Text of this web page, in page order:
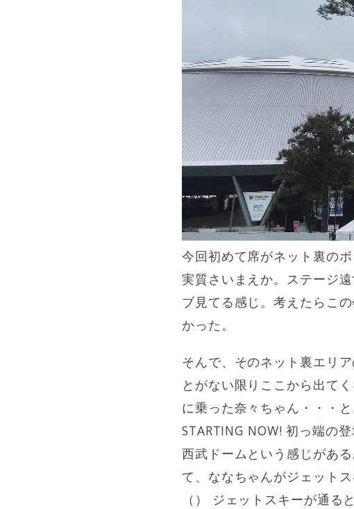
今回初めて席がネット裏の
実質さいまえか。ステージ
ブ見てる感じ。考えたらこ
かった。
そんで、そのネット裏エリ
とがない限りここから出て
に乗った奈々ちゃん・・・
STARTING NOW! 初っ端の
西武ドームという感じがあ
て、ななちゃんがジェット
（） ジェットスキーが通